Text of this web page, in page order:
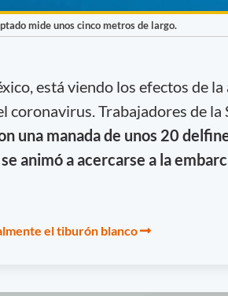
mide unos cinco metros de largo.
está viendo los efectos de
coronavirus. Trabajadores de la
una manada de unos 20
animó a acercarse a la
el tiburón blanco